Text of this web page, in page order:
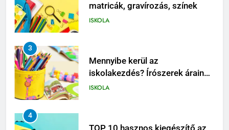
iskolakezdés? Írószerek árainak
összevetése
ISKOLA
4
TOP 10 hasznos kiegészítő az
iskolatáskában
ISKOLA
5